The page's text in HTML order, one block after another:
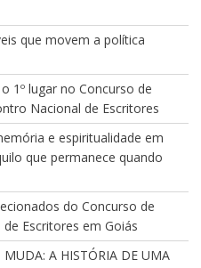
que movem a política
1º lugar no Concurso de
Nacional de Escritores
e espiritualidade em
que permanece quando
do Concurso de
Escritores em Goiás
A HISTÓRIA DE UMA